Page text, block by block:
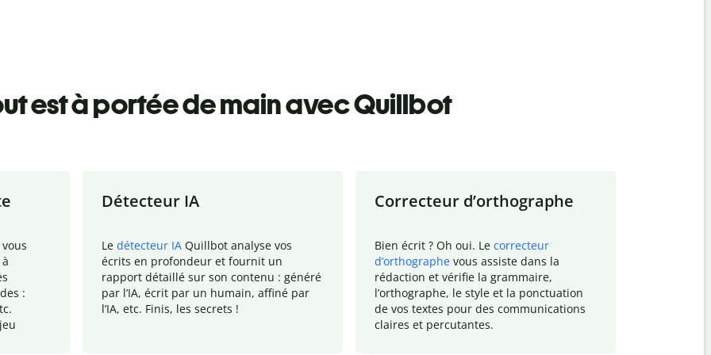
est à portée de main avec Quillbot
:
Détecteur IA
Le détecteur IA Quillbot analyse vos
écrits en profondeur et fournit un
rapport détaillé sur son contenu : généré
par l’IA, écrit par un humain, affiné par
l’IA, etc. Finis, les secrets !
Correcteur d’orthographe
Bien écrit ? Oh oui. Le correcteur
d’orthographe vous assiste dans la
rédaction et vérifie la grammaire,
l’orthographe, le style et la ponctuation
de vos textes pour des communications
claires et percutantes.